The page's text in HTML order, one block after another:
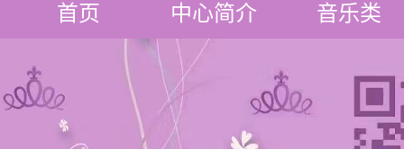
首页 中心简介 音乐类